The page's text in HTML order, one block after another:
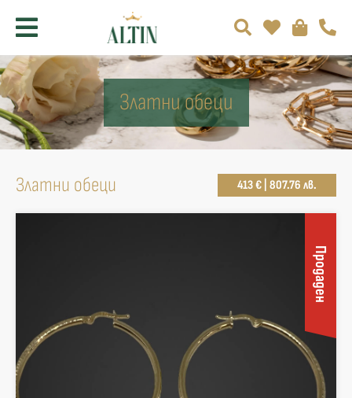
Златни обеци
Златни обеци 413 € | 807.76 лв.
Продаден